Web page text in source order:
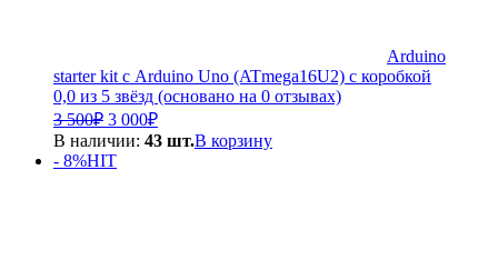
Arduino
starter kit с Arduino Uno (ATmega16U2) с коробкой
0,0 из 5 звёзд (основано на 0 отзывах)
3 500₽ Первоначальная
цена
составляла
3
3 000₽Текущая
цена:
В наличии: 43 шт.В корзину
- 8%HIT